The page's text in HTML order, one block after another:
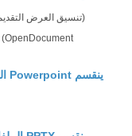
(تنسيق العرض
OpenDocument)
ينقسم Powerpoint الملفات